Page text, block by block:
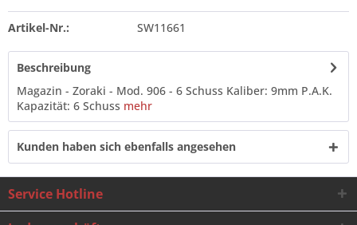
Artikel-Nr.: SW11661
Beschreibung
Magazin - Zoraki - Mod. 906 - 6 Schuss Kaliber: 9mm P.A.K.
Kapazität: 6 Schuss mehr
Kunden haben sich ebenfalls angesehen
Service Hotline